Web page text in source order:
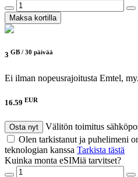
Maksa kortilla
3 GB / 30 päivää
Ei ilman nopeusrajoitusta Emtel,
16.59 EUR
Osta nyt
Välitön toimitus
Olen tarkistanut ja puhelimeni
teknologian kanssa Tarkista tästä
Kuinka monta eSIMiä tarvitset?